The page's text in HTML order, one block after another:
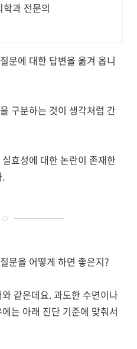
과 전문의
문에 대한 답변을 옮겨 옵니
구분하는 것이 생각처럼 간
효성에 대한 논란이 존재한
.
문을 어떻게 하면 좋은지?
같은데요.과도한 수면이나
는 아래 진단 기준에 맞춰서